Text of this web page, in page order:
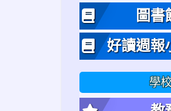
圖書
好讀週報
學